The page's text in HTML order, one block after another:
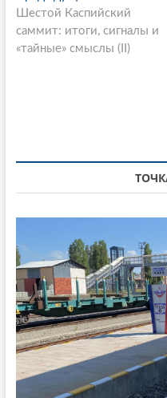
o
s
v
t
i
o
n
р
е
д
т
ь
я
:
Шестой Каспийский
саммит: итоги, сигналы и
«тайные» смыслы (II)